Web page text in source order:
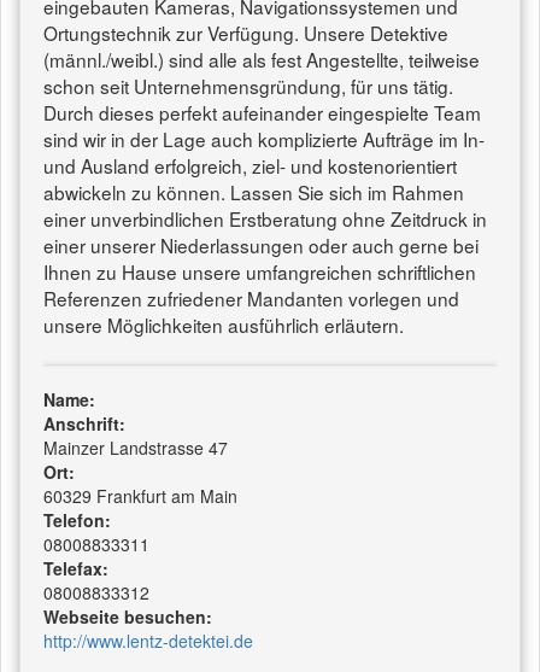
eingebauten Kameras, Navigationssystemen und
Ortungstechnik zur Verfügung. Unsere Detektive
(männl./weibl.) sind alle als fest Angestellte, teilweise
schon seit Unternehmensgründung, für uns tätig.
Durch dieses perfekt aufeinander eingespielte Team
sind wir in der Lage auch komplizierte Aufträge im In-
und Ausland erfolgreich, ziel- und kostenorientiert
abwickeln zu können. Lassen Sie sich im Rahmen
einer unverbindlichen Erstberatung ohne Zeitdruck in
einer unserer Niederlassungen oder auch gerne bei
Ihnen zu Hause unsere umfangreichen schriftlichen
Referenzen zufriedener Mandanten vorlegen und
unsere Möglichkeiten ausführlich erläutern.
Name:
Anschrift:
Mainzer Landstrasse 47
Ort:
60329 Frankfurt am Main
Telefon:
08008833311
Telefax:
08008833312
Webseite besuchen:
http://www.lentz-detektei.de